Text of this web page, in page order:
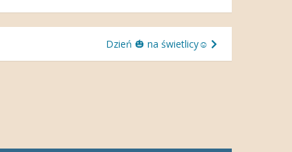
Dzień 🎃 na świetlicy☺️